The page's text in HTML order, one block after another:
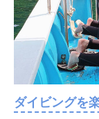
ダイビングを